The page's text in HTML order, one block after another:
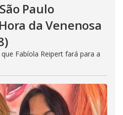
Paulo
da Venenosa
Fabíola Reipert fará para a